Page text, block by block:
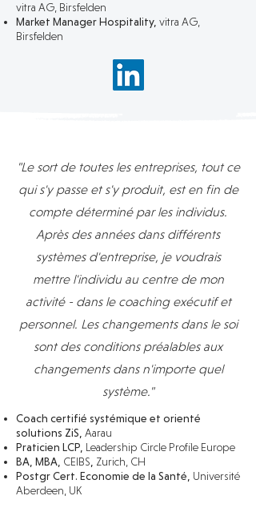
vitra AG, Birsfelden
Market Manager Hospitality, vitra AG,
Birsfelden
"Le sort de toutes les entreprises, tout ce
qui s'y passe et s'y produit, est en fin de
compte déterminé par les individus.
Après des années dans différents
systèmes d'entreprise, je voudrais
mettre l'individu au centre de mon
activité - dans le coaching exécutif et
personnel. ​Les changements dans le soi
sont des conditions préalables aux
changements dans n'importe quel
système."
Coach certifié systémique et orienté
solutions ZiS, Aarau
Praticien LCP, Leadership Circle Profile Europe
BA, MBA, CEIBS Zurich, CH
Postgr Cert. Economie de la Santé, Université
Aberdeen, UK